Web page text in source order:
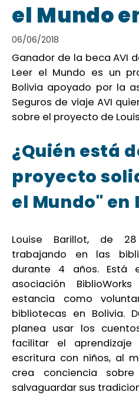
el Mundo
06/06/2018
Ganador de la beca AVI
Leer el Mundo es un
Bolivia apoyado por la
Seguros de viaje AVI
sobre el proyecto de
¿Quién está
proyecto
el Mundo" en
Louise Barillot, de
trabajando en las
durante 4 años. Está
asociación
estancia como
bibliotecas en Bolivia.
planea usar los
facilitar el
escritura con niños, al
crea conciencia
salvaguardar sus